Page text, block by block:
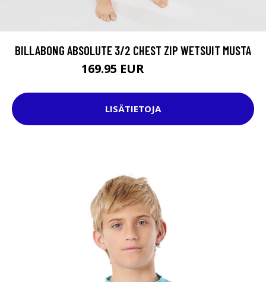
BILLABONG ABSOLUTE 3/2 CHEST ZIP WETSUIT MUSTA
169.95 EUR
LISÄTIETOJA